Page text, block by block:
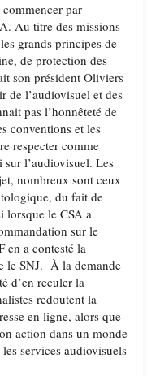
commencer par
Au titre des missions
grands principes de
de protection des
son président Oliviers
de l’audiovisuel et des
pas l’honnêteté de
conventions et les
respecter comme
l’audiovisuel. Les
nombreux sont ceux
du fait de
lorsque le CSA a
sur le
en a contesté la
le SNJ. À la demande
d’en reculer la
redoutent la
en ligne, alors que
action dans un monde
services audiovisuels